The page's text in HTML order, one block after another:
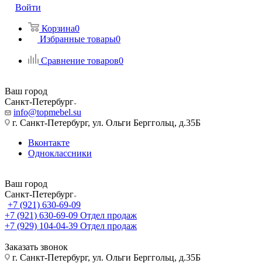
Войти
Корзина0
Избранные товары0
Сравнение товаров0
Ваш город
Санкт-Петербург
info@topmebel.su
г. Санкт-Петербург, ул. Ольги Берггольц, д.35Б
Вконтакте
Одноклассники
Ваш город
Санкт-Петербург
+7 (921) 630-69-09
+7 (921) 630-69-09 Отдел продаж
+7 (929) 104-04-39 Отдел продаж
Заказать звонок
г. Санкт-Петербург, ул. Ольги Берггольц, д.35Б